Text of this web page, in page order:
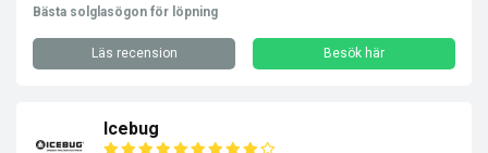
Bästa solglasögon för löpning
Läs recension Besök här
Icebug